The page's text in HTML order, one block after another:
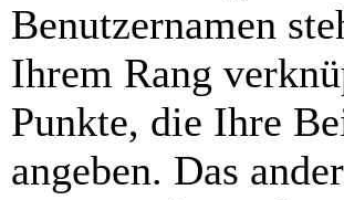
Benutzernamen
Ihrem Rang
Punkte, die Ihre
angeben. Das